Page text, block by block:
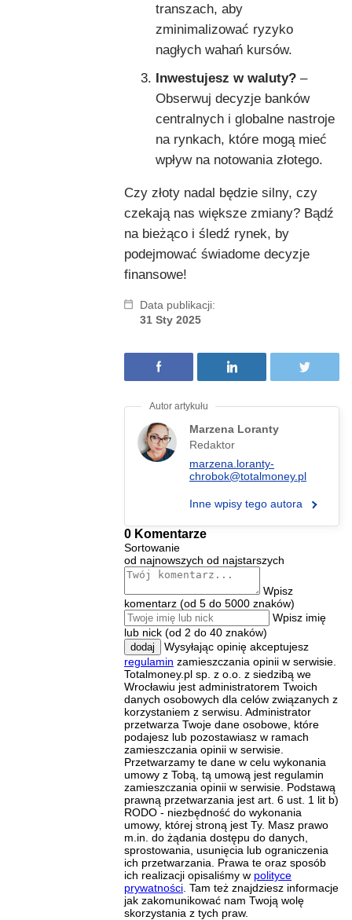
transzach, aby
zminimalizować ryzyko
nagłych wahań kursów.
Inwestujesz w waluty? –
Obserwuj decyzje banków
centralnych i globalne nastroje
na rynkach, które mogą mieć
wpływ na notowania złotego.
Czy złoty nadal będzie silny, czy
czekają nas większe zmiany? Bądź
na bieżąco i śledź rynek, by
podejmować świadome decyzje
finansowe!
Data publikacji:
31 Sty 2025
Marzena Loranty
Redaktor
marzena.loranty-
chrobok@totalmoney.pl
Inne wpisy tego autora
0 Komentarze
Sortowanie
od najnowszych od najstarszych
Wpisz
komentarz (od 5 do 5000 znaków)
Wpisz imię
lub nick (od 2 do 40 znaków)
dodaj
Wysyłając opinię akceptujesz
regulamin zamieszczania opinii w serwisie.
Totalmoney.pl sp. z o.o. z siedzibą we
Wrocławiu jest administratorem Twoich
danych osobowych dla celów związanych z
korzystaniem z serwisu. Administrator
przetwarza Twoje dane osobowe, które
podajesz lub pozostawiasz w ramach
zamieszczania opinii w serwisie.
Przetwarzamy te dane w celu wykonania
umowy z Tobą, tą umową jest regulamin
zamieszczania opinii w serwisie. Podstawą
prawną przetwarzania jest art. 6 ust. 1 lit b)
RODO - niezbędność do wykonania
umowy, której stroną jest Ty. Masz prawo
m.in. do żądania dostępu do danych,
sprostowania, usunięcia lub ograniczenia
ich przetwarzania. Prawa te oraz sposób
ich realizacji opisaliśmy w polityce
prywatności . Tam też znajdziesz informacje
jak zakomunikować nam Twoją wolę
skorzystania z tych praw.